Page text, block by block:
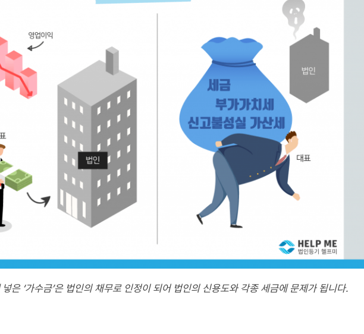
은 ‘가수금’은 법인의 채무로 인정이 되어 법인의 신용도와 각종 세금에 문제가 됩니다.